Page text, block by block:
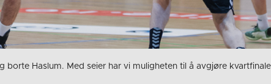
borte Haslum. Med seier har vi muligheten til å avgjøre